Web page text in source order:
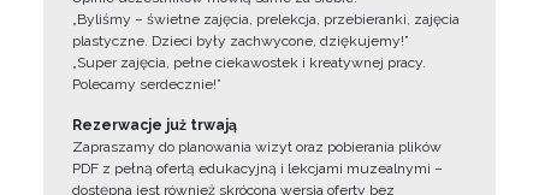
„Byliśmy – świetne zajęcia, prelekcja, przebieranki, zajęcia
plastyczne. Dzieci były zachwycone, dziękujemy!”
„Super zajęcia, pełne ciekawostek i kreatywnej pracy.
Polecamy serdecznie!”
Rezerwacje już trwają
Zapraszamy do planowania wizyt oraz pobierania plików
PDF z pełną ofertą edukacyjną i lekcjami muzealnymi –
dostępna jest również skrócona wersja oferty bez